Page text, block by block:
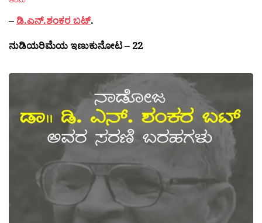
– ಡಿ.ಎನ್.ಶಂಕರ ಬಟ್.
ನುಡಿಯರಿಮೆಯ ಇಣುಕುನೋಟ – 22